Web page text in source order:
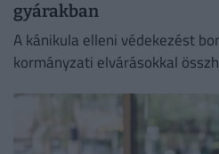
gyárakban
A kánikula elleni védekezést
kormányzati elvárásokkal